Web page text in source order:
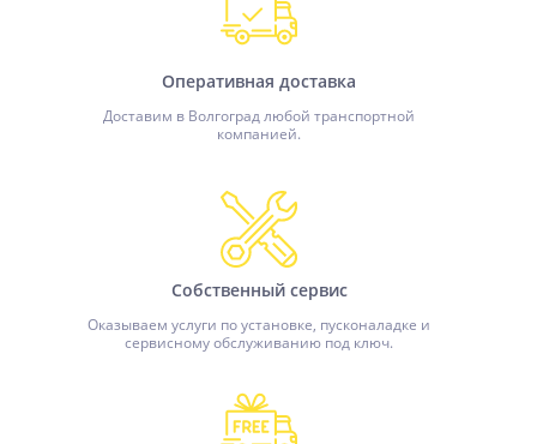
Оперативная доставка
Доставим в Волгоград любой транспортной
компанией.
Собственный сервис
Оказываем услуги по установке, пусконаладке и
сервисному обслуживанию под ключ.